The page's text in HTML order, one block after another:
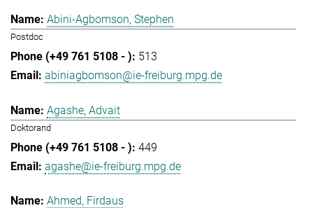
Abini-Agbomson, Stephen
Postdoc
513
abiniagbomson@ie-freiburg.mpg.de
Agashe, Advait
Doktorand
449
agashe@ie-freiburg.mpg.de
Ahmed, Firdaus